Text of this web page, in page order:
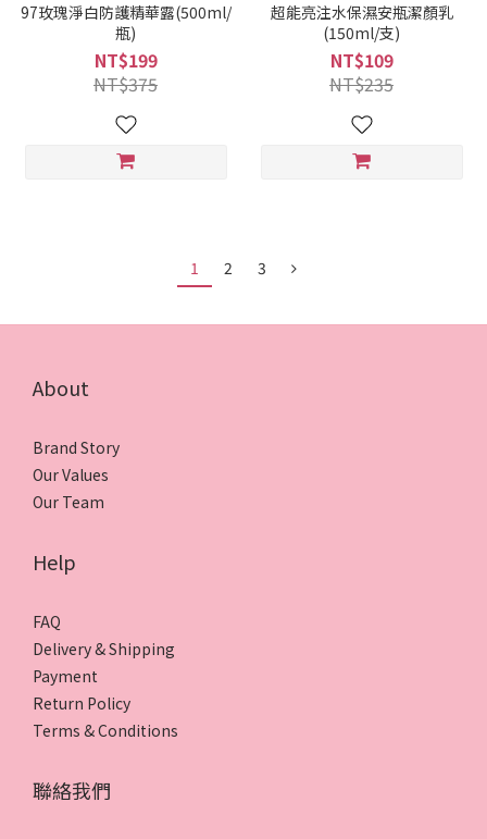
97玫瑰淨白防護精華露(500ml/
瓶)
NT$199
NT$375
超能亮注水保濕安瓶潔顏乳
(150ml/支)
NT$109
NT$235
1 2 3
About
Brand Story
Our Values
Our Team
Help
FAQ
Delivery & Shipping
Payment
Return Policy
Terms & Conditions
聯絡我們